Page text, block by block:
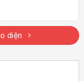
diện